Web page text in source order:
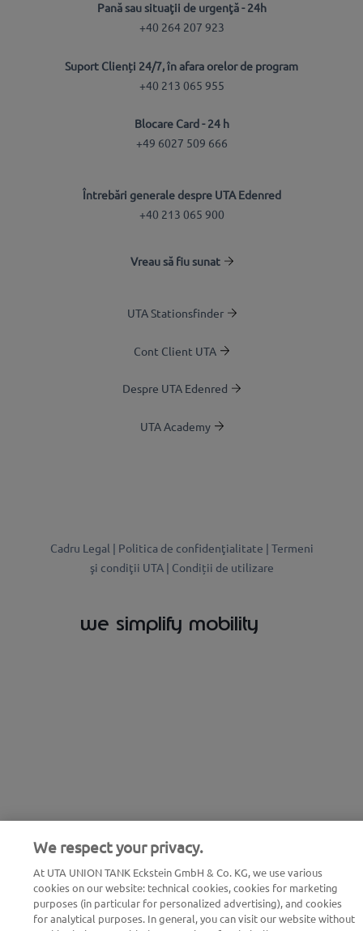
Pană sau situaţii de urgenţă - 24h
+40 264 207 923
Suport Clienți 24/7, în afara orelor de program
+40 213 065 955
Blocare Card - 24 h
+49 6027 509 666
Întrebări generale despre UTA Edenred
+40 213 065 900
Vreau să fiu sunat
UTA Stationsfinder
Cont Client UTA
Despre UTA Edenred
UTA Academy
Cadru Legal | Politica de confidenţialitate | Termeni
şi condiţii UTA | Condiții de utilizare
we simplify mobility
We respect your privacy.
At UTA UNION TANK Eckstein GmbH & Co. KG, we use various
cookies on our website: technical cookies, cookies for marketing
purposes (in particular for personalized advertising), and cookies
for analytical purposes. In general, you can visit our website without